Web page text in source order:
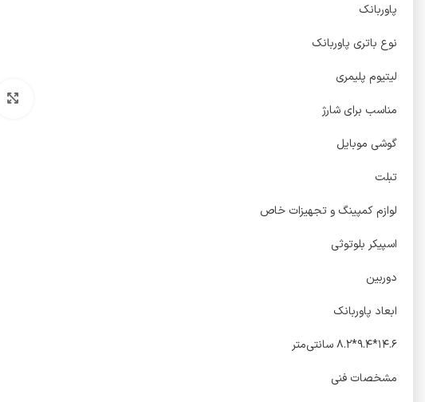
پاوربانک
نوع باتری پاوربانک
لیتیوم پلیمری
مناسب برای شارژ
گوشی موبایل
تبلت
لوازم کمپینگ و تجهیزات خاص
اسپیکر بلوتوثی
دوربین
ابعاد پاوربانک
۱۴.۶*۹.۴*۸.۲ سانتی‌متر
مشخصات فنی